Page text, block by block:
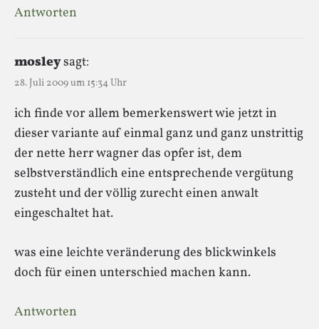
Antworten
mosleysagt:
28. Juli 2009 um 15:34 Uhr
ich finde vor allem bemerkenswert wie jetzt in
dieser variante auf einmal ganz und ganz unstrittig
der nette herr wagner das opfer ist, dem
selbstverständlich eine entsprechende vergütung
zusteht und der völlig zurecht einen anwalt
eingeschaltet hat.
was eine leichte veränderung des blickwinkels
doch für einen unterschied machen kann.
Antworten